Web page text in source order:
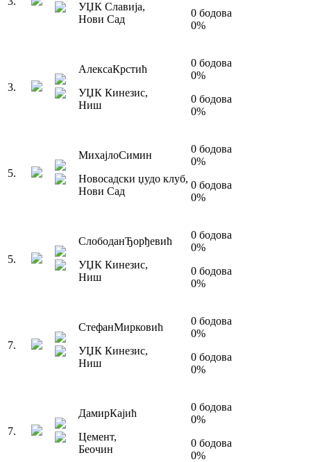
УЏК Славија,
Нови Сад
0 бодова
0%
3.
АлексаКрстић
УЏК Кинезис,
Ниш
0 бодова
0%
0 бодова
0%
5.
МихајлоСимин
Новосадски џудо клуб,
Нови Сад
0 бодова
0%
0 бодова
0%
5.
СлободанЂорђевић
УЏК Кинезис,
Ниш
0 бодова
0%
0 бодова
0%
7.
СтефанМирковић
УЏК Кинезис,
Ниш
0 бодова
0%
0 бодова
0%
7.
ДамирКајић
Цемент,
Беочин
0 бодова
0%
0 бодова
0%